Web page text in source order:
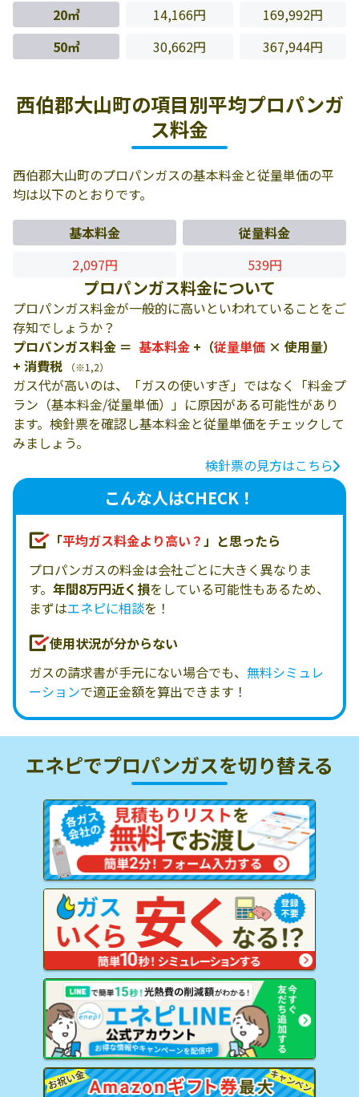
20㎥
14,166円
169,992円
50㎥
30,662円 367,944円
西伯郡大山町の項目別平均プロパンガ
ス料金
西伯郡大山町のプロパンガスの基本料金と従量単価の平
均は以下のとおりです。
基本料金
従量料金
2,097円
539円
プロパンガス料金について
プロパンガス料金が一般的に高いといわれていることをご
存知でしょうか？
プロパンガス料金 ＝ 基本料金 +（従量単価 × 使用量）
+ 消費税
（※1,2）
ガス代が高いのは、「ガスの使いすぎ」ではなく「料金プ
ラン（基本料金/従量単価）」に原因がある可能性があり
ます。検針票を確認し基本料金と従量単価をチェックして
みましょう。
検針票の見方はこちら
こんな人はCHECK！
「平均ガス料金より高い？」と思ったら
プロパンガスの料金は会社ごとに大きく異なりま
す。 年間8万円近く損をしている可能性もあるため、
まずはエネピに相談を！
使用状況が分からない
ガスの請求書が手元にない場合でも、 無料シミュレ
ーションで適正金額を算出できます！
エネピでプロパンガスを切り替える